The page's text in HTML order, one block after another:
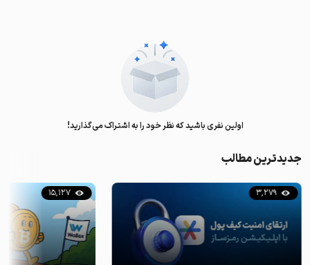
اولین نفری باشید که نظر خود را به اشتراک می‌گذارید!
جدیدترین مطالب
3,279
15,127